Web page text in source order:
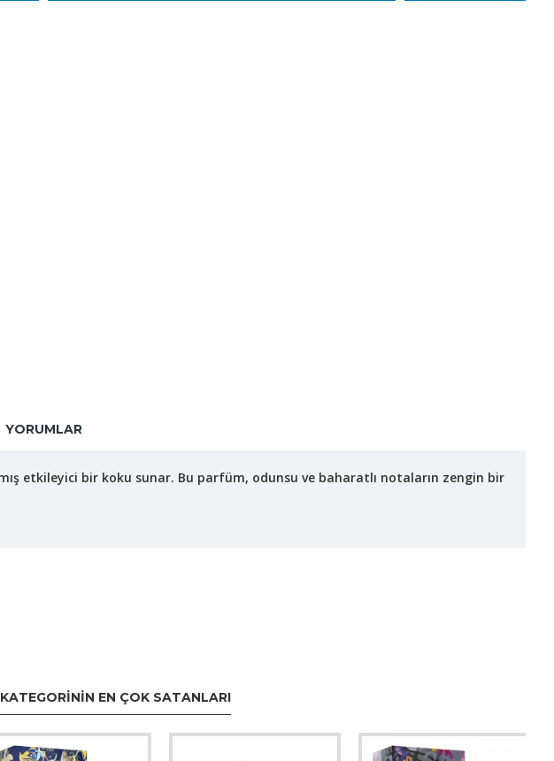
YORUMLAR
etkileyici bir koku sunar. Bu parfüm, odunsu ve baharatlı notaların zengin bir
EN ÇOK SATANLARI